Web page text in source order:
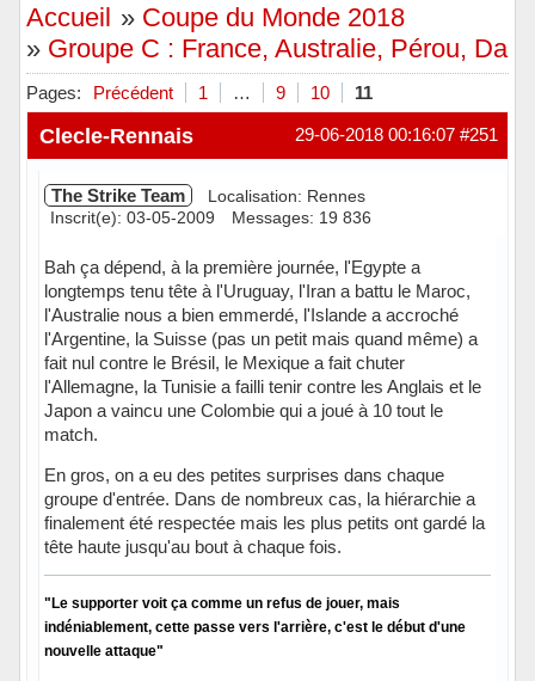
Accueil » Coupe du Monde 2018
» Groupe C : France, Australie, Pérou,
Pages: Précédent 1 … 9 10 11
#251
29-06-2018 00:16:07
Clecle-Rennais
The Strike Team
Localisation: Rennes
Inscrit(e): 03-05-2009
Messages: 19 836
Bah ça dépend, à la première journée, l'Egypte a
longtemps tenu tête à l'Uruguay, l'Iran a battu le Maroc,
l'Australie nous a bien emmerdé, l'Islande a accroché
l'Argentine, la Suisse (pas un petit mais quand même) a
fait nul contre le Brésil, le Mexique a fait chuter
l'Allemagne, la Tunisie a failli tenir contre les Anglais et le
Japon a vaincu une Colombie qui a joué à 10 tout le
match.
En gros, on a eu des petites surprises dans chaque
groupe d'entrée. Dans de nombreux cas, la hiérarchie a
finalement été respectée mais les plus petits ont gardé la
tête haute jusqu'au bout à chaque fois.
"Le supporter voit ça comme un refus de jouer, mais
indéniablement, cette passe vers l'arrière, c'est le début d'une
nouvelle attaque"